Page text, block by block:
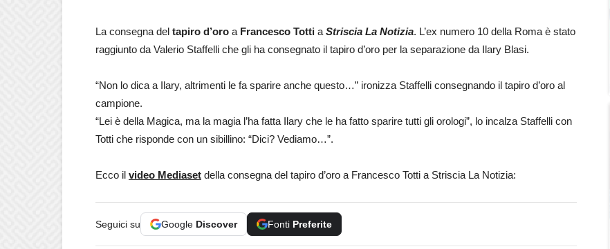
La consegna del tapiro d’oro a Francesco Totti a Striscia La Notizia. L’ex numero 10 della Roma è stato
raggiunto da Valerio Staffelli che gli ha consegnato il tapiro d’oro per la separazione da Ilary Blasi.
“Non lo dica a Ilary, altrimenti le fa sparire anche questo…” ironizza Staffelli consegnando il tapiro d’oro al
campione.
“Lei è della Magica, ma la magia l’ha fatta Ilary che le ha fatto sparire tutti gli orologi”, lo incalza Staffelli con
Totti che risponde con un sibillino: “Dici? Vediamo…”.
Ecco il video Mediaset della consegna del tapiro d’oro a Francesco Totti a Striscia La Notizia:
Seguici su Google Discover Fonti Preferite